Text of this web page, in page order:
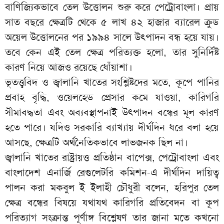
বাণিজ্যিকভাবে তেল উত্তোলন শুরু করে পেট্রোবাংলা। প্রায়
সাত বছরে ক্ষেত্রটি থেকে ৫ লাখ ৪২ হাজার ব্যারেল ক্রুড
অয়েল উত্তোলনের পর ১৯৯৪ সালে উৎপাদন বন্ধ হয়ে যায়।
তবে কেন এই তেল ক্ষেত্র পরিত্যক্ত হলো, তার সুনির্দিষ্ট
কারণ নিয়ে আজও রয়েছে ধোঁয়াশা।
ভূতত্ত্ববিদ ও জ্বালানি খাতের সংশ্লিষ্টদের মতে, কূপে পানির
প্রবাহ বৃদ্ধি, ওয়েলহেড প্রেসার কমে যাওয়া, কারিগরি
সীমাবদ্ধতা এবং অব্যবস্থাপনাই উৎপাদন বন্ধের মূল কারণ
হতে পারে। যদিও সরকারি ব্যাখ্যায় দীর্ঘদিন ধরে বলা হয়ে
আসছে, ক্ষেত্রটি অর্থনৈতিকভাবে লাভজনক ছিল না।
জ্বালানি খাতের রাষ্ট্রায়ত্ত প্রতিষ্ঠান বাপেক্স, পেট্রোবাংলা এবং
বাংলাদেশ এনার্জি রেগুলেটরি কমিশন-এ দীর্ঘদিন দায়িত্ব
পালন করা মকবুল ই ইলাহী চৌধুরী বলেন, হরিপুর তেল
ক্ষেত্র বন্ধের বিষয়ে যথাযথ কারিগরি প্রতিবেদন বা কূপ
পরিত্যাগ সংক্রান্ত পূর্ণাঙ্গ বিশ্লেষণ তার জানা মতে কখনো